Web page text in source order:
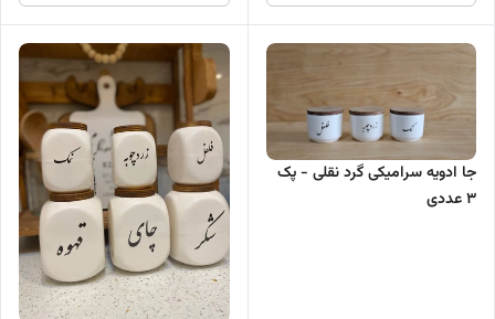
جا ادویه سرامیکی گرد نقلی - پک
3 عددی